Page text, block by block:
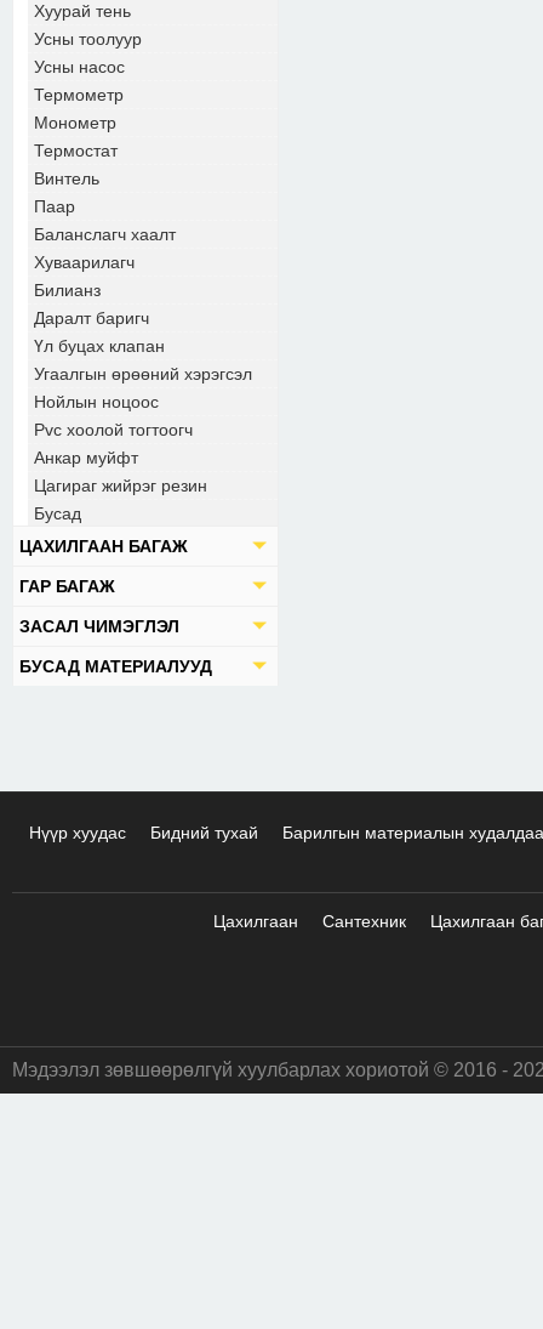
Хуурай тень
Усны тоолуур
Усны насос
Термометр
Монометр
Термостат
Винтель
Паар
Баланслагч хаалт
Хуваарилагч
Билианз
Даралт баригч
Үл буцах клапан
Угаалгын өрөөний хэрэгсэл
Нойлын ноцоос
Pvc хоолой тогтоогч
Анкар муйфт
Цагираг жийрэг резин
Бусад
ЦАХИЛГААН БАГАЖ
ГАР БАГАЖ
ЗАСАЛ ЧИМЭГЛЭЛ
БУСАД МАТЕРИАЛУУД
Нүүр хуудас Бидний тухай Барилгын материалын
Цахилгаан Сантехник Цахилгаан
Мэдээлэл зөвшөөрөлгүй хуулбарлах хориотой © 2016 -